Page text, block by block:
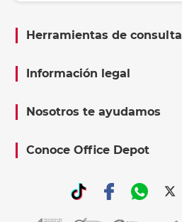
Herramientas de consulta
Información legal
Nosotros te ayudamos
Conoce Office Depot